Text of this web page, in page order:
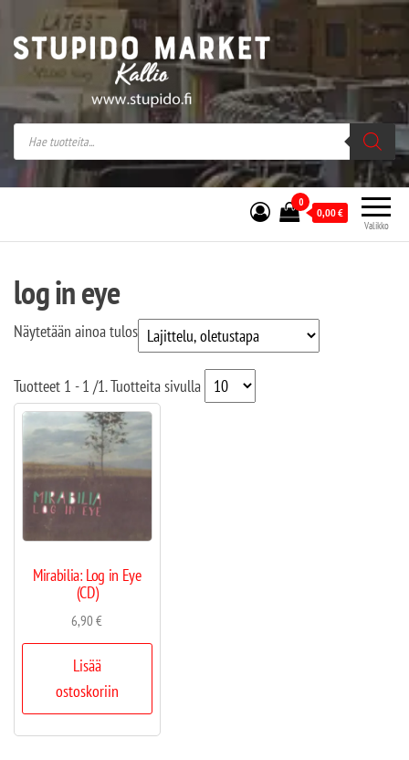
Stupido Market – verkossa ja kivijalassa
Stupido Market on vaihtoehtomusaan
erikoistunut verkko- sekä
kivijalkakauppa Helsingissä Kallion
sydämessä.
Valikko
0
0,00€
log in eye
Näytetään ainoa tulos
Tuotteet 1 - 1 /1. Tuotteita sivulla
Mirabilia: Log in Eye
(CD)
6,90€
Lisää
ostoskoriin